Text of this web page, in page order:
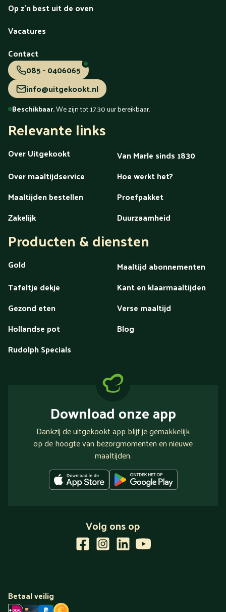
Op z'n best uit de oven
Vacatures
Contact
085 - 0406065
info@uitgekookt.nl
Beschikbaar.We zijn tot 17.30 uur bereikbaar.
Relevante links
Over Uitgekookt
Van Marle sinds 1830
Over maaltijdservice
Hoe werkt het?
Maaltijden bestellen
Proefpakket
Zakelijk
Duurzaamheid
Producten & diensten
Gold
Maaltijd abonnementen
Tafeltje dekje
Kant en klaarmaaltijden
Gezond eten
Verse maaltijd
Hollandse pot
Blog
Rudolph Specials
Download onze app
Dankzij de uitgekookt app blijf je gemakkelijk
op de hoogte van bezorgmomenten en nieuwe
maaltijden.
Volg ons op
Betaal veilig